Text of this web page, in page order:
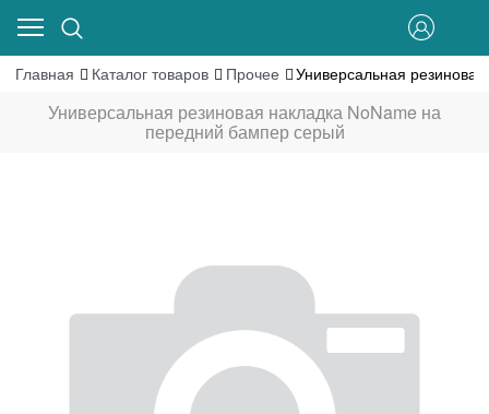
Главная Каталог товаров Прочее Универсальная
Универсальная резиновая накладка NoName на
передний бампер серый